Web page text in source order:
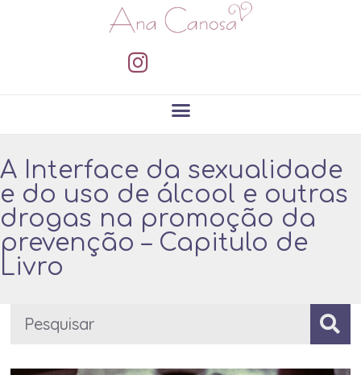
A Interface da sexualidade
e do uso de álcool e outras
drogas na promoção da
prevenção – Capitulo de
Livro